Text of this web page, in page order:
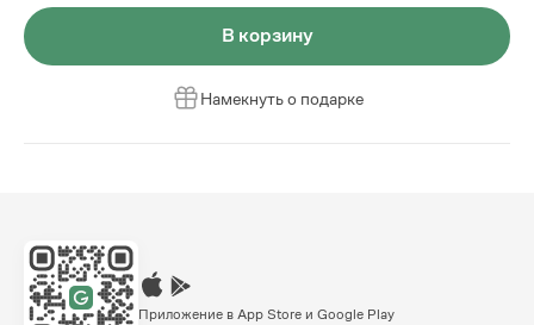
В корзину
Намекнуть о подарке
Приложение в App Store и Google Play